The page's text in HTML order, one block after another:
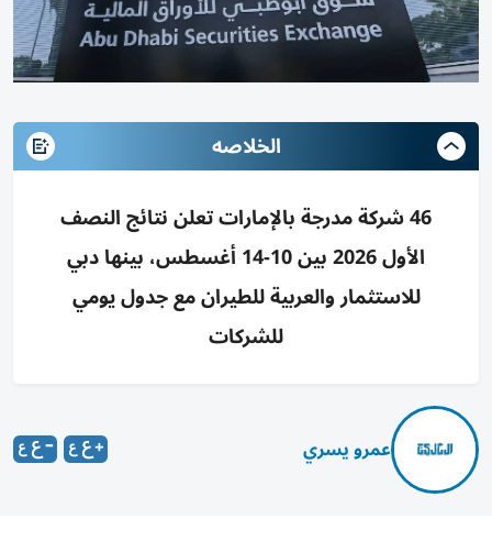
الخلاصه
46 شركة مدرجة بالإمارات تعلن نتائج النصف
الأول 2026 بين 10-14 أغسطس، بينها دبي
للاستثمار والعربية للطيران مع جدول يومي
للشركات
عمرو يسري